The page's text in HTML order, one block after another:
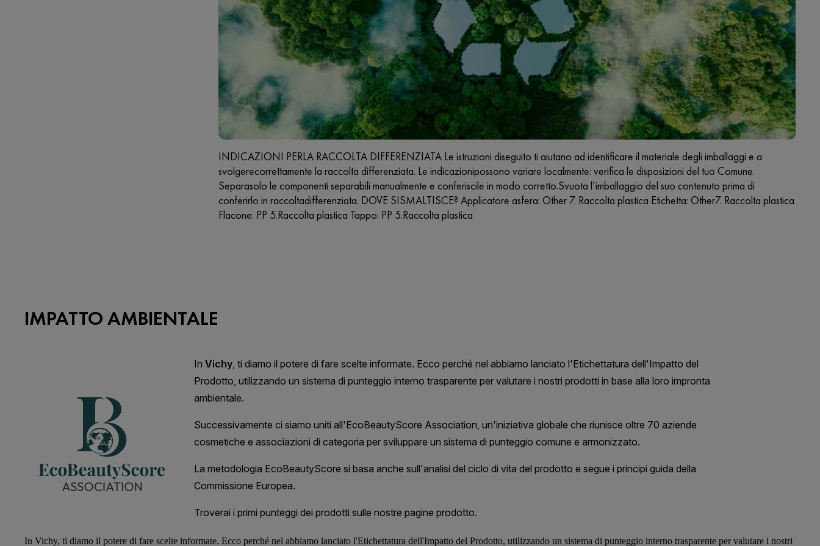
INDICAZIONI PERLA RACCOLTA DIFFERENZIATA Le istruzioni diseguito ti aiutano ad identificare il materiale degli imballaggi e a
svolgerecorrettamente la raccolta differenziata. Le indicazionipossono variare localmente: verifica le disposizioni del tuo Comune.
Separasolo le componenti separabili manualmente e conferiscile in modo corretto.Svuota l’imballaggio del suo contenuto prima di
conferirlo in raccoltadifferenziata. DOVE SISMALTISCE? Applicatore asfera: Other 7. Raccolta plastica Etichetta: Other7. Raccolta plastica
Flacone: PP 5.Raccolta plastica Tappo: PP 5.Raccolta plastica
IMPATTO AMBIENTALE
In Vichy, ti diamo il potere di fare scelte informate. Ecco perché nel abbiamo lanciato l'Etichettatura dell'Impatto del Prodotto, utilizzando un sistema di punteggio interno trasparente per valutare i nostri